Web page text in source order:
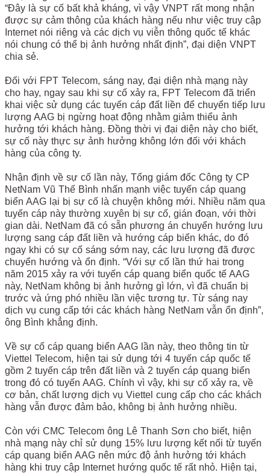
“Đây là sự cố bất khả kháng, vì vậy VNPT rất mong nhận
được sự cảm thông của khách hàng nếu như việc truy cập
Internet nói riêng và các dịch vụ viễn thông quốc tế khác
nói chung có thể bị ảnh hưởng nhất định”, đại diện VNPT
chia sẻ.
Đối với FPT Telecom, sáng nay, đại diện nhà mạng này
cho hay, ngay sau khi sự cố xảy ra, FPT Telecom đã triển
khai việc sử dụng các tuyến cáp đất liền để chuyển tiếp lưu
lượng AAG bị ngừng hoạt động nhằm giảm thiểu ảnh
hưởng tới khách hàng. Đồng thời vị đại diện này cho biết,
sự cố này thực sự ảnh hưởng không lớn đối với khách
hàng của công ty.
Nhận định về sự cố lần này, Tổng giám đốc Công ty CP
NetNam Vũ Thế Bình nhấn mạnh việc tuyến cáp quang
biển AAG lại bị sự cố là chuyện không mới. Nhiều năm qua
tuyến cáp này thường xuyên bị sự cố, gián đoạn, với thời
gian dài. NetNam đã có sẵn phương án chuyển hướng lưu
lượng sang cáp đất liền và hướng cáp biển khác, do đó
ngay khi có sự cố sáng sớm nay, các lưu lượng đã được
chuyển hướng và ổn định. “Với sự cố lần thứ hai trong
năm 2015 xảy ra với tuyến cáp quang biển quốc tế AAG
này, NetNam không bị ảnh hưởng gì lớn, vì đã chuẩn bị
trước và ứng phó nhiều lần việc tương tự. Từ sáng nay
dịch vụ cung cấp tới các khách hàng NetNam vẫn ổn định”,
ông Bình khẳng định.
Về sự cố cáp quang biển AAG lần này, theo thông tin từ
Viettel Telecom, hiện tại sử dụng tới 4 tuyến cáp quốc tế
gồm 2 tuyến cáp trên đất liền và 2 tuyến cáp quang biển
trong đó có tuyến AAG. Chính vì vậy, khi sự cố xảy ra, về
cơ bản, chất lượng dịch vụ Viettel cung cấp cho các khách
hàng vẫn được đảm bảo, không bị ảnh hưởng nhiều.
Còn với CMC Telecom ông Lê Thanh Sơn cho biết, hiện
nhà mạng này chỉ sử dụng 15% lưu lượng kết nối từ tuyến
cáp quang biển AAG nên mức độ ảnh hưởng tới khách
hàng khi truy cập Internet hướng quốc tế rất nhỏ. Hiện tại,